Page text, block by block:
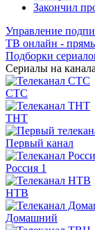
Закончил
Управление
ТВ онлайн -
Подборки
Сериалы на
СТС
ТНТ
Первый канал
Россия 1
НТВ
Домашний